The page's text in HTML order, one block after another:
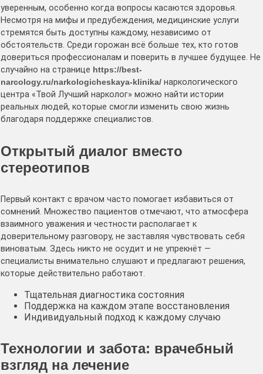
уверенным, особенно когда вопросы касаются здоровья.
Несмотря на мифы и предубеждения, медицинские услуги
стремятся быть доступны каждому, независимо от
обстоятельств. Среди горожан всё больше тех, кто готов
довериться профессионалам и поверить в лучшее будущее. Не
случайно на странице https://best-
narcology.ru/narkologicheskaya-klinika/ наркологического
центра «Твой Лучший нарколог» можно найти истории
реальных людей, которые смогли изменить свою жизнь
благодаря поддержке специалистов.
Открытый диалог вместо
стереотипов
Первый контакт с врачом часто помогает избавиться от
сомнений. Множество пациентов отмечают, что атмосфера
взаимного уважения и честности располагает к
доверительному разговору, не заставляя чувствовать себя
виноватым. Здесь никто не осудит и не упрекнёт —
специалисты внимательно слушают и предлагают решения,
которые действительно работают.
Тщательная диагностика состояния
Поддержка на каждом этапе восстановления
Индивидуальный подход к каждому случаю
Технологии и забота: врачебный
взгляд на лечение